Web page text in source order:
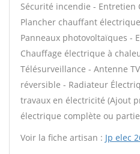
Sécurité incendie - Entretien
Plancher chauffant
Panneaux photovoltaïques -
Chauffage électrique à
Télésurveillance - Antenne
réversible - Radiateur
travaux en électricité (Ajout
électrique complète ou
Voir la fiche artisan : Jp elec